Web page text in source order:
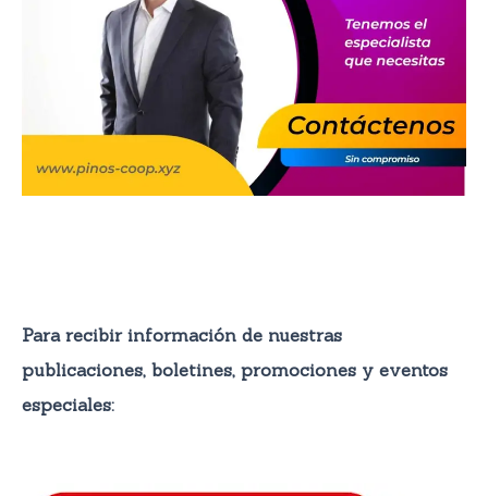
Para recibir información de nuestras
publicaciones, boletines, promociones y eventos
especiales: